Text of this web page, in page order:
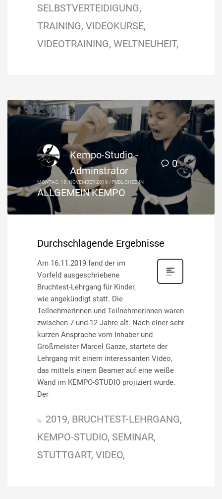
SELBSTVERTEIDIGUNG
TRAINING VIDEOKURSE
VIDEOTRAINING WELTNEUHEIT
0
Kempo-Studio -
Adminstrator
MONTAG, 18. NOVEMBER 2019 / PUBLISHED IN
ALLGEMEINKEMPO
Durchschlagende Ergebnisse
Am 16.11.2019 fand der im
Vorfeld ausgeschriebene
Bruchtest-Lehrgang für Kinder,
wie angekündigt statt. Die
Teilnehmerinnen und Teilnehmerinnen waren
zwischen 7 und 12 Jahre alt. Nach einer sehr
kurzen Ansprache vom Inhaber und
Großmeister Marcel Ganze, startete der
Lehrgang mit einem interessanten Video,
das mittels einem Beamer auf eine weiße
Wand im KEMPO-STUDIO projiziert wurde.
Der
2019 BRUCHTEST-LEHRGANG
KEMPO-STUDIO SEMINAR
STUTTGART VIDEO